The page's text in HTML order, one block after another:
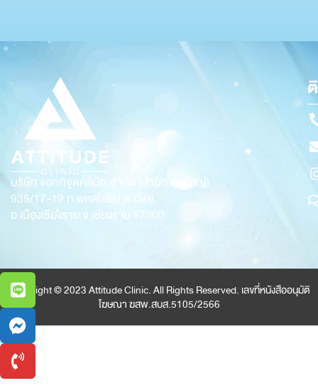
บริษัท แอททิจูดคลินิก จำกัด (สำนักงานใหญ่)
935/17-19 ถ.พหลโยธิน ต.เวียง
อ.เมืองเชียงราย จ.เชียงราย 57000
Copyright © 2023 Attitude Clinic. All Rights Reserved. เลขที่หนังสืออนุมัติ
โฆษณา ฆสพ.สบส.5105/2566